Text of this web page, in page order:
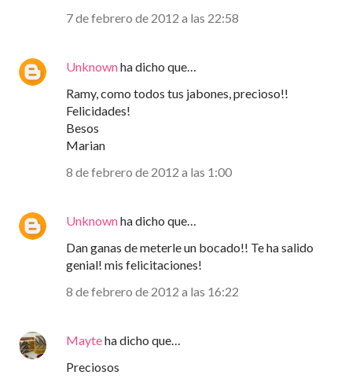
7 de febrero de 2012 a las 22:58
Unknownha dicho que…
Ramy, como todos tus jabones, precioso!!
Felicidades!
Besos
Marian
8 de febrero de 2012 a las 1:00
Unknownha dicho que…
Dan ganas de meterle un bocado!! Te ha salido
genial! mis felicitaciones!
8 de febrero de 2012 a las 16:22
Mayteha dicho que…
Preciosos